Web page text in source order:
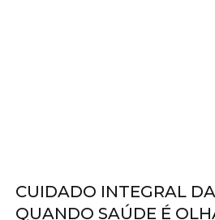
CUIDADO INTEGRAL
QUANDO SAÚDE É